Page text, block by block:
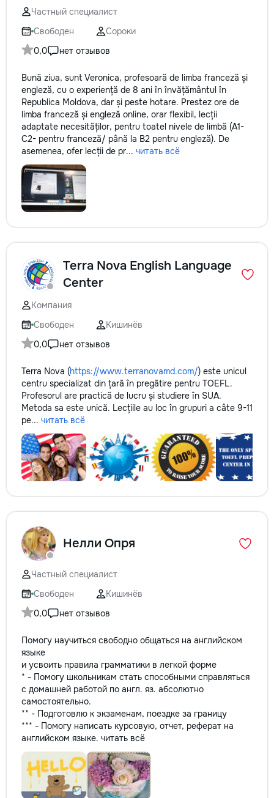
Частный специалист
Свободен
Сороки
0,0
нет отзывов
Bună ziua, sunt Veronica, profesoară de limba franceză și
engleză, cu o experiență de 8 ani în învățământul în
Republica Moldova, dar și peste hotare. Prestez ore de
limba franceză și engleză online, orar flexibil, lecții
adaptate necesităților, pentru toatel nivele de limbă (A1-
C2- pentru franceză/ până la B2 pentru engleză). De
asemenea, ofer lecții de pr... читать всё
Terra Nova English Language
Center
Компания
Свободен
Кишинёв
0,0
нет отзывов
Terra Nova (https://www.terranovamd.com/) este unicul
centru specializat din țară în pregătire pentru TOEFL.
Profesorul are practică de lucru și studiere în SUA.
Metoda sa este unică. Lecțiile au loc în grupuri a câte 9-11
pe... читать всё
Нелли Опря
Частный специалист
Свободен
Кишинёв
0,0
нет отзывов
Помогу научиться свободно общаться на английском
языке
и усвоить правила грамматики в легкой форме
* - Помогу школьникам стать способными справляться
с домашней работой по англ. яз. абсолютно
самостоятельно.
** - Подготовлю к экзаменам, поездке за границу
*** - Помогу написать курсовую, отчет, реферат на
английском языке. читать всё